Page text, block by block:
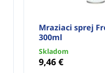
Mraziaci sprej
300ml
Skladom
9,46 €